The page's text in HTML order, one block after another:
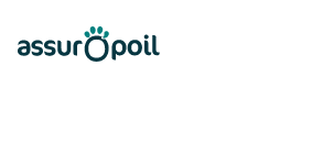
Assur O'Poil